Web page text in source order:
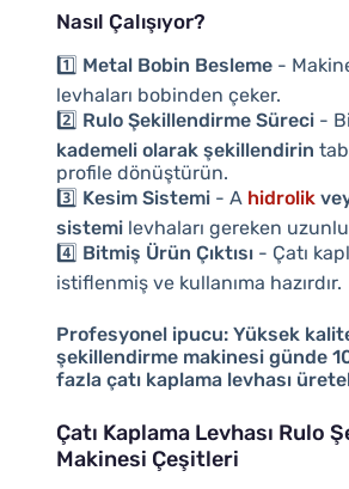
Nasıl Çalışıyor?
1️⃣ Metal Bobin Besleme-
levhaları bobinden çeker.
2️⃣ Rulo Şekillendirme Süreci-
kademeli olarak şekillendirin
profile dönüştürün.
3️⃣ Kesim Sistemi- A hidrolik
sistemilevhaları gereken
4️⃣ Bitmiş Ürün Çıktısı- Çatı
istiflenmiş ve kullanıma hazırdır.
Profesyonel ipucu: Yüksek
şekillendirme makinesi günde
fazla çatı kaplama levhası
Çatı Kaplama Levhası Rulo
Makinesi Çeşitleri